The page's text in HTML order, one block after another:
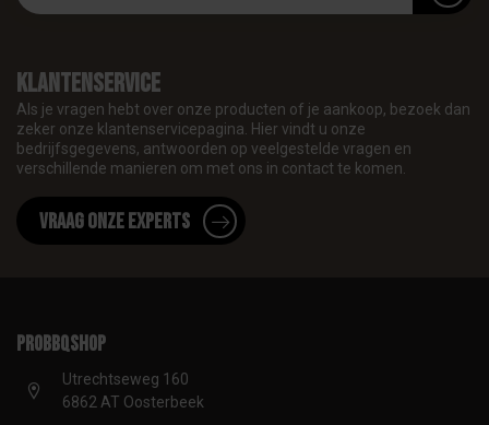
Klantenservice
Als je vragen hebt over onze producten of je aankoop, bezoek dan
zeker onze klantenservicepagina. Hier vindt u onze
bedrijfsgegevens, antwoorden op veelgestelde vragen en
verschillende manieren om met ons in contact te komen.
Vraag onze experts
proBBQshop
Utrechtseweg 160
6862 AT Oosterbeek